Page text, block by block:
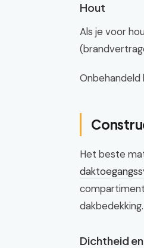
Hout
Als je voor
Onbehandeld
Het beste
dakbedekking.
Dichtheid